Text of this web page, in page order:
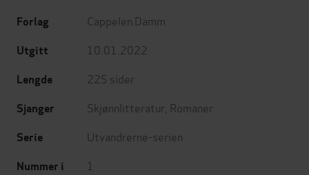
Forlag Cappelen Damm
Utgitt 10.01.2022
Lengde 225 sider
Sjanger Skjønnlitteratur Romaner
Serie Utvandrerne-serien
Nummer i
1